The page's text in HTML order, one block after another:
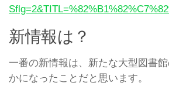
新情報は？
一番の新情報は、新たな大型図書
かになったことだと思います。